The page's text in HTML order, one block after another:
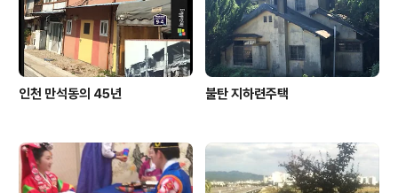
인천 만석동의 45년 불탄 지하련주택